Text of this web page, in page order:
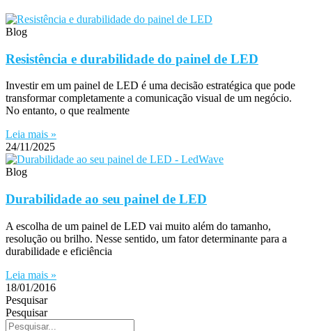
Blog
Resistência e durabilidade do painel de LED
Investir em um painel de LED é uma decisão estratégica que pode
transformar completamente a comunicação visual de um negócio.
No entanto, o que realmente
Leia mais »
24/11/2025
Blog
Durabilidade ao seu painel de LED
A escolha de um painel de LED vai muito além do tamanho,
resolução ou brilho. Nesse sentido, um fator determinante para a
durabilidade e eficiência
Leia mais »
18/01/2016
Pesquisar
Pesquisar